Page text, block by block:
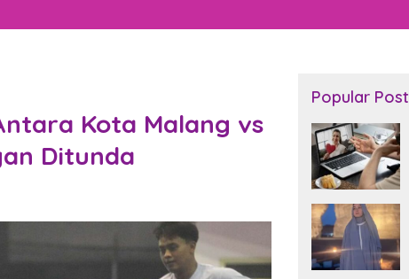
Kota Malang vs
Ditunda
Popular Post